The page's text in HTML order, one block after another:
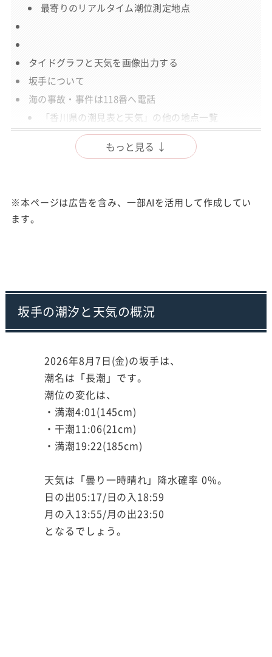
最寄りのリアルタイム潮位測定地点
タイドグラフと天気を画像出力する
坂手について
海の事故・事件は118番へ電話
「香川県の潮見表と天気」の他の地点一覧
もっと見る ↓
※本ページは広告を含み、一部AIを活用して作成してい
ます。
坂手の潮汐と天気の概況
2026年8月7日(金)の坂手は、
潮名は「長潮」です。
潮位の変化は、
・満潮4:01(145cm)
・干潮11:06(21cm)
・満潮19:22(185cm)
天気は「曇り一時晴れ」降水確率 0%。
日の出05:17/日の入18:59
月の入13:55/月の出23:50
となるでしょう。